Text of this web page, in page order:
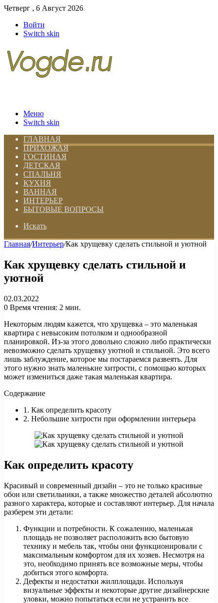
Четверг , 6 Август 2026
Войти
Switch skin
Меню
Switch skin
ГЛАВНАЯ
ПРИХОЖАЯ
ГОСТИНАЯ
ДЕТСКАЯ
СПАЛЬНЯ
КУХНЯ
ВАННАЯ
ИНТЕРЬЕР
БЫТОВЫЕ ВОПРОСЫ
Искать
Главная/Интерьер/Как хрущевку сделать стильной и уютной
Как хрущевку сделать стильной и
уютной
02.03.2022
0 Время чтения: 2 мин.
Некоторым людям кажется, что хрущевка – это маленькая
квартира с невысоким потолком и однообразной
планировкой. Из-за этого довольно сложно либо практически
невозможно сделать хрущевку уютной и стильной. Это всего
лишь заблуждение, которое мы постараемся развеять. Для
этого нужно знать маленькие хитрости, с помощью которых
может измениться даже такая маленькая квартира.
Содержание
1. Как определить красоту
2. Небольшие хитрости при оформлении интерьера
Как определить красоту
Красивый и современный дизайн – это не только красивые
обои или светильники, а также множество деталей абсолютно
разного характера, которые и составляют интерьер. Для начала
разберем эти детали:
Функции и потребности. К сожалению, маленькая
площадь не позволяет расположить всю бытовую
технику и мебель так, чтобы они функционировали с
максимальным комфортом для их хозяев. Несмотря на
это, необходимо принять все возможные меры, чтобы
добиться этого комфорта.
Дефекты и недостатки жилплощади. Используя
визуальные эффекты и некоторые другие дизайнерские
уловки, можно попытаться если не устранить все